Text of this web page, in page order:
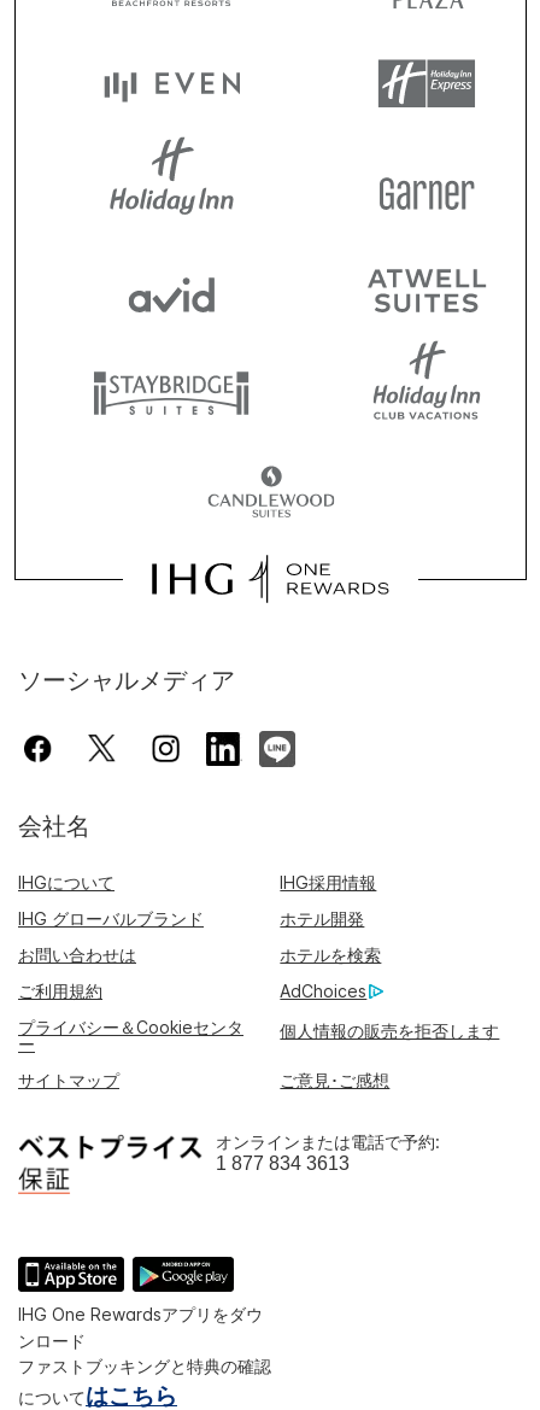
ソーシャルメディア
会社名
IHGについて
IHG採用情報
IHG グローバルブランド
ホテル開発
お問い合わせは
ホテルを検索
ご利用規約
AdChoices
プライバシー＆Cookieセンタ
ー
個人情報の販売を拒否します
サイトマップ ご意見･ご感想
オンラインまたは電話で予約:
1 877 834 3613
IHG One Rewardsアプリをダウ
ンロード
ファストブッキングと特典の確認
についてはこちら